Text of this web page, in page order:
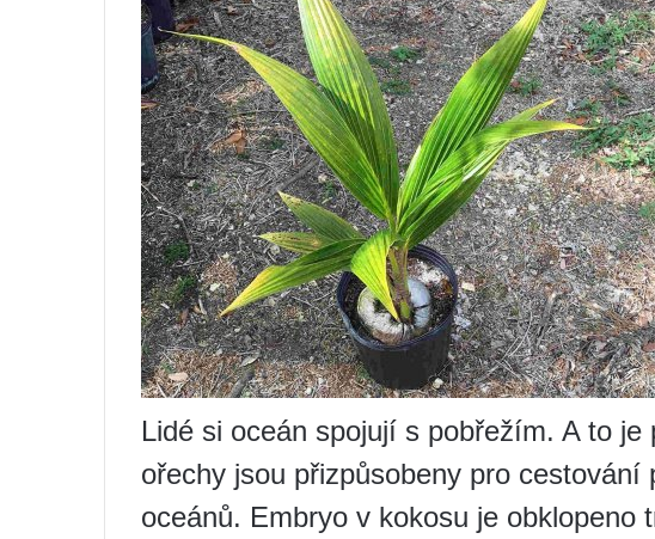
Lidé si oceán spojují s pobřežím. A to
ořechy jsou přizpůsobeny pro
oceánů. Embryo v kokosu je obklopeno